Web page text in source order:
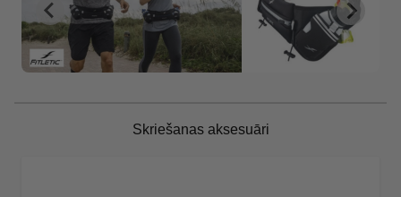
Skriešanas aksesuāri